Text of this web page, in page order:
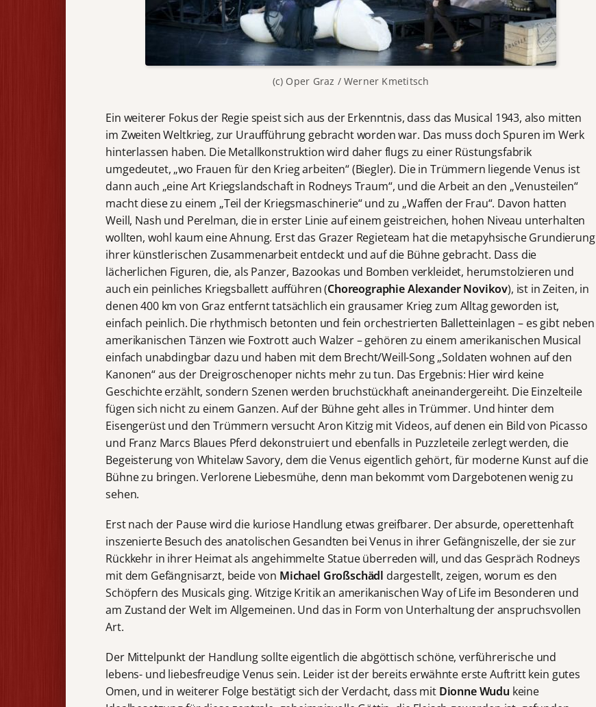
(c) Oper Graz / Werner Kmetitsch
Ein weiterer Fokus der Regie speist sich aus der Erkenntnis, dass das Musical 1943, also mitten
im Zweiten Weltkrieg, zur Uraufführung gebracht worden war. Das muss doch Spuren im Werk
hinterlassen haben. Die Metallkonstruktion wird daher flugs zu einer Rüstungsfabrik
umgedeutet, „wo Frauen für den Krieg arbeiten“ (Biegler). Die in Trümmern liegende Venus ist
dann auch „eine Art Kriegslandschaft in Rodneys Traum“, und die Arbeit an den „Venusteilen“
macht diese zu einem „Teil der Kriegsmaschinerie“ und zu „Waffen der Frau“. Davon hatten
Weill, Nash und Perelman, die in erster Linie auf einem geistreichen, hohen Niveau unterhalten
wollten, wohl kaum eine Ahnung. Erst das Grazer Regieteam hat die metapyhsische Grundierung
ihrer künstlerischen Zusammenarbeit entdeckt und auf die Bühne gebracht. Dass die
lächerlichen Figuren, die, als Panzer, Bazookas und Bomben verkleidet, herumstolzieren und
auch ein peinliches Kriegsballett aufführen (Choreographie Alexander Novikov), ist in Zeiten, in
denen 400 km von Graz entfernt tatsächlich ein grausamer Krieg zum Alltag geworden ist,
einfach peinlich. Die rhythmisch betonten und fein orchestrierten Balletteinlagen – es gibt neben
amerikanischen Tänzen wie Foxtrott auch Walzer – gehören zu einem amerikanischen Musical
einfach unabdingbar dazu und haben mit dem Brecht/Weill-Song „Soldaten wohnen auf den
Kanonen“ aus der Dreigroschenoper nichts mehr zu tun. Das Ergebnis: Hier wird keine
Geschichte erzählt, sondern Szenen werden bruchstückhaft aneinandergereiht. Die Einzelteile
fügen sich nicht zu einem Ganzen. Auf der Bühne geht alles in Trümmer. Und hinter dem
Eisengerüst und den Trümmern versucht Aron Kitzig mit Videos, auf denen ein Bild von Picasso
und Franz Marcs Blaues Pferd dekonstruiert und ebenfalls in Puzzleteile zerlegt werden, die
Begeisterung von Whitelaw Savory, dem die Venus eigentlich gehört, für moderne Kunst auf die
Bühne zu bringen. Verlorene Liebesmühe, denn man bekommt vom Dargebotenen wenig zu
sehen.
Erst nach der Pause wird die kuriose Handlung etwas greifbarer. Der absurde, operettenhaft
inszenierte Besuch des anatolischen Gesandten bei Venus in ihrer Gefängniszelle, der sie zur
Rückkehr in ihrer Heimat als angehimmelte Statue überreden will, und das Gespräch Rodneys
mit dem Gefängnisarzt, beide von Michael Großschädl dargestellt, zeigen, worum es den
Schöpfern des Musicals ging. Witzige Kritik an amerikanischen Way of Life im Besonderen und
am Zustand der Welt im Allgemeinen. Und das in Form von Unterhaltung der anspruchsvollen
Art.
Der Mittelpunkt der Handlung sollte eigentlich die abgöttisch schöne, verführerische und
lebens- und liebesfreudige Venus sein. Leider ist der bereits erwähnte erste Auftritt kein gutes
Omen, und in weiterer Folge bestätigt sich der Verdacht, dass mit Dionne Wudu keine